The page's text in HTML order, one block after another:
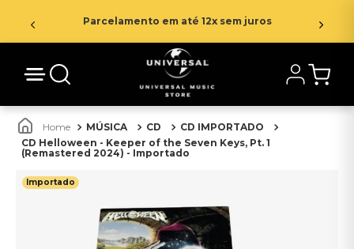
Parcelamento em até 12x sem juros
MÚSICA CD
CD IMPORTADO
CD Helloween - Keeper of the Seven Keys, Pt. 1
(Remastered 2024) - Importado
Importado